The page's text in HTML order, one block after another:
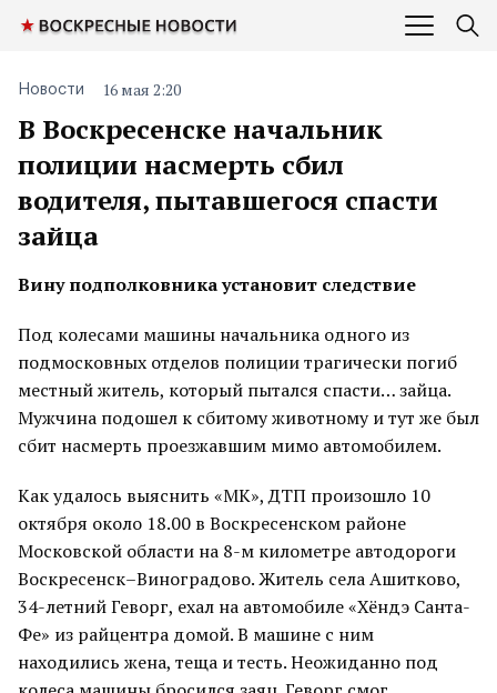
В Воскресенске начальник
полиции насмерть сбил
водителя, пытавшегося спасти
зайца
Новости 16 мая 2:20
Вину подполковника установит следствие
Под колесами машины начальника одного из
подмосковных отделов полиции трагически погиб
местный житель, который пытался спасти… зайца.
Мужчина подошел к сбитому животному и тут же был
сбит насмерть проезжавшим мимо автомобилем.
Как удалось выяснить «МК», ДТП произошло 10
октября около 18.00 в Воскресенском районе
Московской области на 8-м километре автодороги
Воскресенск–Виноградово. Житель села Ашитково,
34-летний Геворг, ехал на автомобиле «Хёндэ Санта-
Фе» из райцентра домой. В машине с ним
находились жена, теща и тесть. Неожиданно под